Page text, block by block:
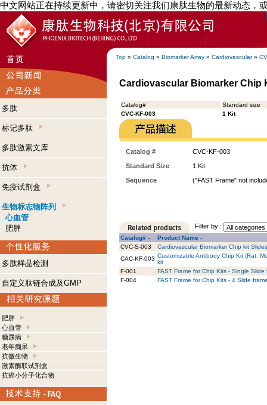
中文网站正在持续更新中，请密切关注我们康肽生物的最新动态，
Top » Catalog » Biomarker Array » Cardiovascular»
多肽
标记多肽
多肽激素文库
抗体
免疫试剂盒
生物标志物阵列
心血管
肥胖
多肽样品检测
自定义肽链合成及GMP
肥胖
心血管
糖尿病
老年痴呆
抗微生物
激素酶联试剂盒
抗癌小分子化合物
Cardiovascular Biomarker Chip
Catalog#
Standard size
CVC-KF-003
1 Kit
Catalog #
CVC-KF-003
Standard Size
1 Kit
Sequence
("FAST Frame" not
Filter by :
Catalog# -
Product Name -
CVC-S-003
Cardiovascular Biomarker Chip kit
CAC-KF-003 Customizable Antibody Chip Kit (Rat,
kit
F-001
FAST Frame for Chip Kits - Single Slide
F-004
FAST Frame for Chip Kits - 4 Slide